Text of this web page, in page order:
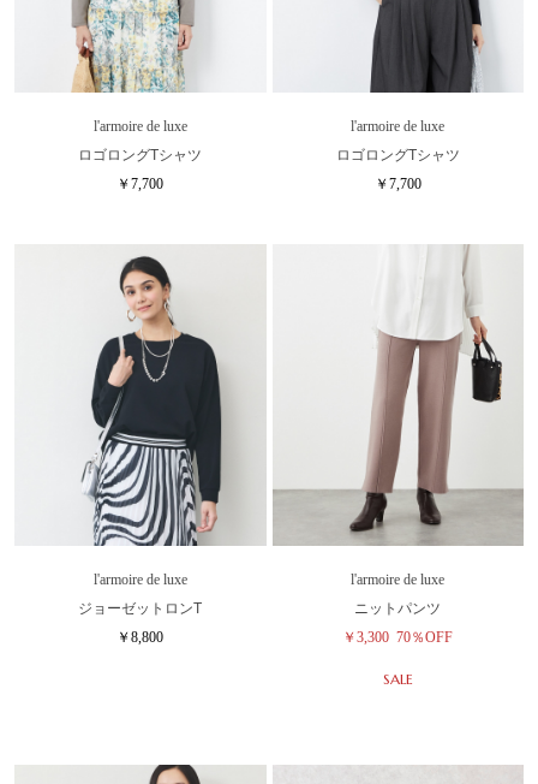
l'armoire de luxe
ロゴロングTシャツ
￥7,700
l'armoire de luxe
ロゴロングTシャツ
￥7,700
l'armoire de luxe
ジョーゼットロンT
￥8,800
l'armoire de luxe
ニットパンツ
￥3,300 70％OFF
SALE